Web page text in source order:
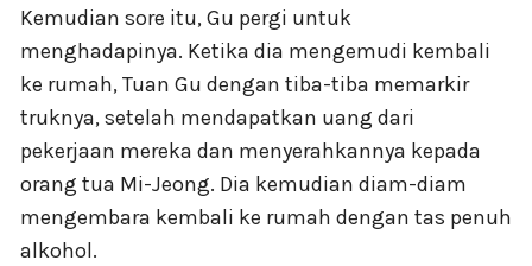
Kemudian sore itu, Gu pergi untuk
menghadapinya. Ketika dia mengemudi kembali
ke rumah, Tuan Gu dengan tiba-tiba memarkir
truknya, setelah mendapatkan uang dari
pekerjaan mereka dan menyerahkannya kepada
orang tua Mi-Jeong. Dia kemudian diam-diam
mengembara kembali ke rumah dengan tas penuh
alkohol.